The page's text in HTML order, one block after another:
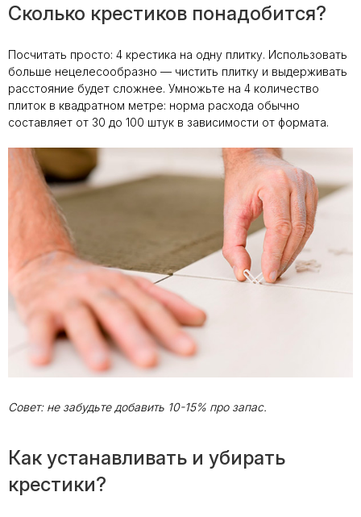
Сколько крестиков понадобится?
Посчитать просто: 4 крестика на одну плитку. Использовать
больше нецелесообразно — чистить плитку и выдерживать
расстояние будет сложнее. Умножьте на 4 количество
плиток в квадратном метре: норма расхода обычно
составляет от 30 до 100 штук в зависимости от формата.
Совет: не забудьте добавить 10-15% про запас.
Как устанавливать и убирать
крестики?